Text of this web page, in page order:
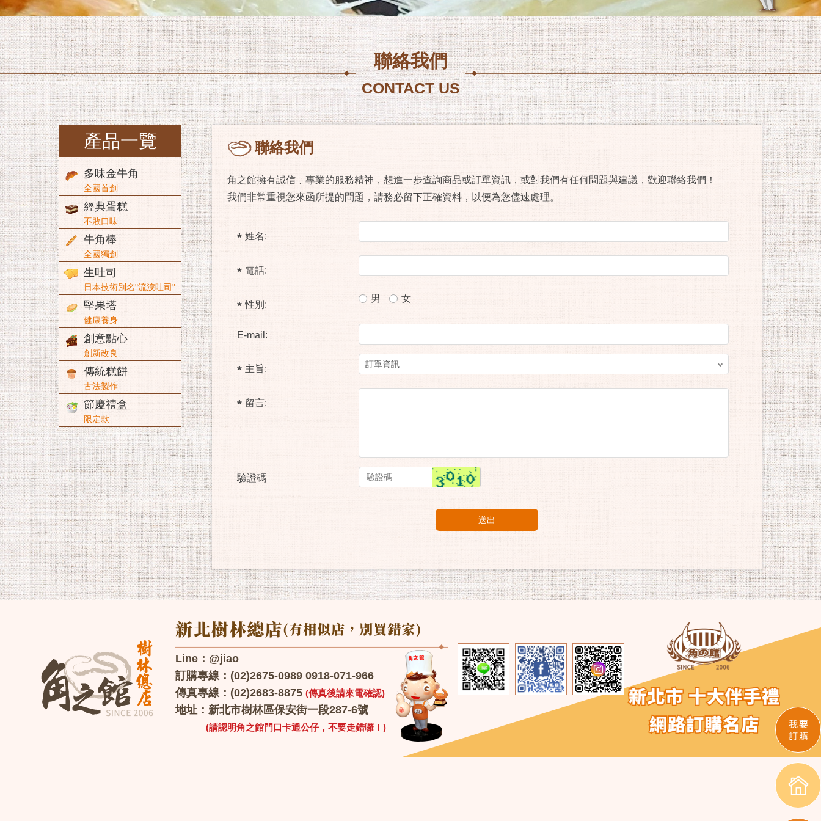
聯絡我們
CONTACT US
產品一覽
多味金牛角
全國首創
經典蛋糕
不敗口味
牛角棒
全國獨創
生吐司
日本技術別名"流淚吐司"
堅果塔
健康養身
創意點心
創新改良
傳統糕餅
古法製作
節慶禮盒
限定款
聯絡我們
角之館擁有誠信﹑專業的服務精神，想進一步查詢商品或訂單資訊，或對我們有任何問題與建議，歡迎聯絡我們！
我們非常重視您來函所提的問題，請務必留下正確資料，以便為您儘速處理。
姓名:
電話:
性別:
男 女
E-mail:
主旨:
留言:
驗證碼
送出
Line：@jiao
訂購專線：(02)2675-0989 0918-071-966
傳真專線：(02)2683-8875 (傳真後請來電確認)
地址：新北市樹林區保安街一段287-6號
(請認明角之館門口卡通公仔，不要走錯囉！)